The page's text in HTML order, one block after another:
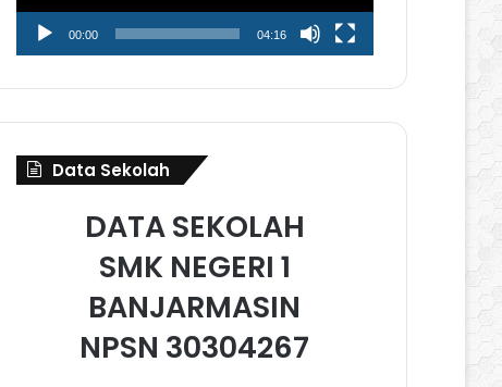
00:00 04:16
Data Sekolah
DATA SEKOLAH
SMK NEGERI 1
BANJARMASIN
NPSN 30304267